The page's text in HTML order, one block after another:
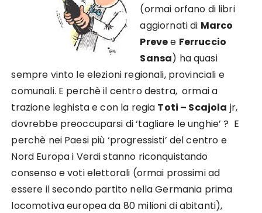
(ormai orfano di libri
aggiornati di Marco
Prevee Ferruccio
Sansa) ha quasi
sempre vinto le elezioni regionali, provinciali e
comunali. E perchè il centro destra, ormai a
trazione leghista e con la regia Toti – Scajola jr,
dovrebbe preoccuparsi di ‘tagliare le unghie’ ? E
perchè nei Paesi più ‘progressisti’ del centro e
Nord Europa i Verdi stanno riconquistando
consenso e voti elettorali (ormai prossimi ad
essere il secondo partito nella Germania prima
locomotiva europea da 80 milioni di abitanti),